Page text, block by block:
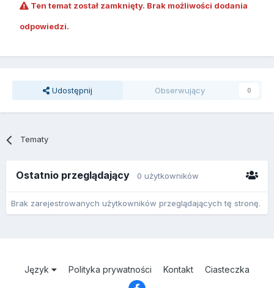
Ten temat został zamknięty. Brak możliwości dodania
odpowiedzi.
Udostępnij Obserwujący 0
Tematy
Ostatnio przeglądający 0 użytkowników
Brak zarejestrowanych użytkowników przeglądających tę stronę.
Język Polityka prywatności Kontakt Ciasteczka